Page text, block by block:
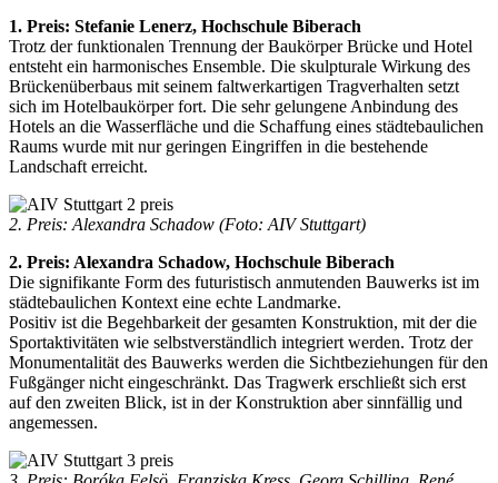
1. Preis: Stefanie Lenerz, Hochschule Biberach
Trotz der funktionalen Trennung der Baukörper Brücke und Hotel
entsteht ein harmonisches Ensemble. Die skulpturale Wirkung des
Brückenüberbaus mit seinem faltwerkartigen Tragverhalten setzt
sich im Hotelbaukörper fort. Die sehr gelungene Anbindung des
Hotels an die Wasserfläche und die Schaffung eines städtebaulichen
Raums wurde mit nur geringen Eingriffen in die bestehende
Landschaft erreicht.
2. Preis: Alexandra Schadow (Foto: AIV Stuttgart)
2. Preis: Alexandra Schadow, Hochschule Biberach
Die signifikante Form des futuristisch anmutenden Bauwerks ist im
städtebaulichen Kontext eine echte Landmarke.
Positiv ist die Begehbarkeit der gesamten Konstruktion, mit der die
Sportaktivitäten wie selbstverständlich integriert werden. Trotz der
Monumentalität des Bauwerks werden die Sichtbeziehungen für den
Fußgänger nicht eingeschränkt. Das Tragwerk erschließt sich erst
auf den zweiten Blick, ist in der Konstruktion aber sinnfällig und
angemessen.